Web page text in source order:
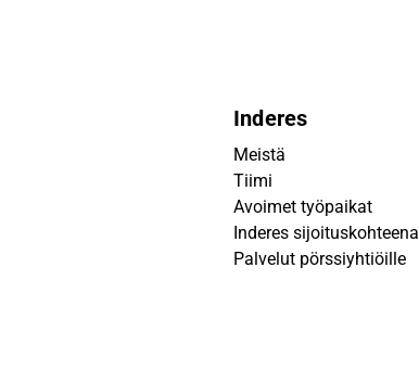
Inderes
Meistä
Tiimi
Avoimet työpaikat
Inderes sijoituskohteena
Palvelut pörssiyhtiöille